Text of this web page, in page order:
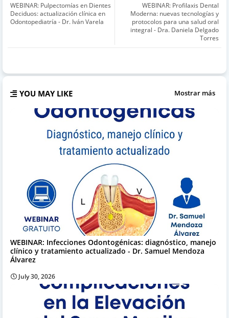
WEBINAR: Profilaxis Dental
Moderna: nuevas tecnologías y
protocolos para una salud oral
integral - Dra. Daniela Delgado
Torres
WEBINAR: Pulpectomías en Dientes
Deciduos: actualización clínica en
Odontopediatría - Dr. Iván Varela
YOU MAY LIKE Mostrar más
WEBINAR: Infecciones Odontogénicas: diagnóstico, manejo
clínico y tratamiento actualizado - Dr. Samuel Mendoza
Álvarez
July 30, 2026